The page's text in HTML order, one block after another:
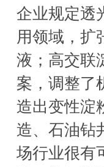
企业规定透
用领域，扩
液；高交联
案，调整了
造出变性淀
造、石油钻
场行业很有